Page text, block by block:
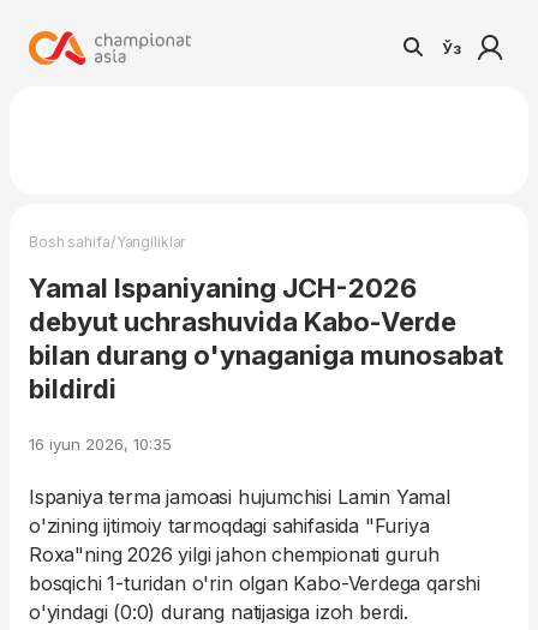
Ўз
Bosh sahifa/Yangiliklar
Yamal Ispaniyaning JCH-2026
debyut uchrashuvida Kabo-Verde
bilan durang o'ynaganiga munosabat
bildirdi
16 iyun 2026, 10:35
Ispaniya terma jamoasi hujumchisi Lamin Yamal
o'zining ijtimoiy tarmoqdagi sahifasida "Furiya
Roxa"ning 2026 yilgi jahon chempionati guruh
bosqichi 1-turidan o'rin olgan Kabo-Verdega qarshi
o'yindagi (0:0) durang natijasiga izoh berdi.